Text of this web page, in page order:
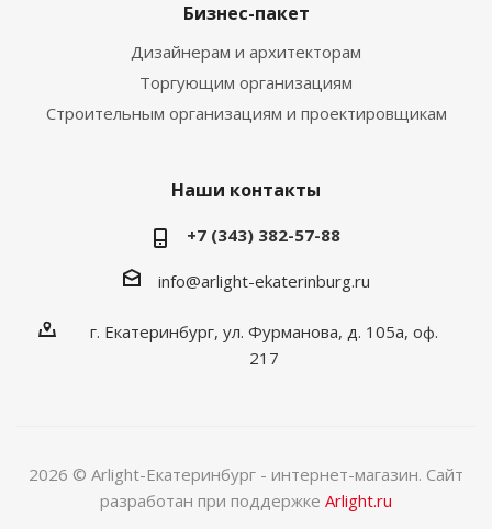
Бизнес-пакет
Дизайнерам и архитекторам
Торгующим организациям
Строительным организациям и проектировщикам
Наши контакты
+7 (343) 382-57-88
info@arlight-ekaterinburg.ru
г. Екатеринбург, ул. Фурманова, д. 105а, оф.
217
2026 © Arlight-Екатеринбург - интернет-магазин. Сайт
разработан при поддержке Arlight.ru